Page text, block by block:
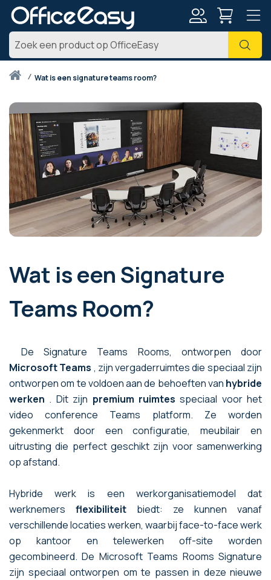
Zoek
Thuiswat is een signature teams room?
Wat is een Signature
Teams Room?
De Signature Teams Rooms, ontworpen door
Microsoft Teams , zijn vergaderruimtes die speciaal zijn
ontworpen om te voldoen aan de behoeften van hybride
werken . Dit zijn premium ruimtes speciaal voor het
video conference Teams platform. Ze worden
gekenmerkt door een configuratie, meubilair en
uitrusting die perfect geschikt zijn voor samenwerking
op afstand.
Hybride werk is een werkorganisatiemodel dat
werknemers flexibiliteit biedt: ze kunnen vanaf
verschillende locaties werken, waarbij face-to-face werk
op kantoor en telewerken off-site worden
gecombineerd. De Microsoft Teams Rooms Signature
zijn speciaal ontworpen om te passen in deze nieuwe